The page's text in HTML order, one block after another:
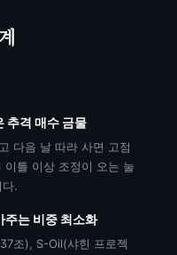
추격 매수 금물
다음 날 따라 사면 고점
틀 이상 조정이 오는 눌
.
주는 비중 최소화
조), S-Oil(샤힌 프로젝